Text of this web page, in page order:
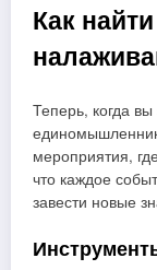
Как
Теперь, когда
мероприятия,
что каждое
завести новые